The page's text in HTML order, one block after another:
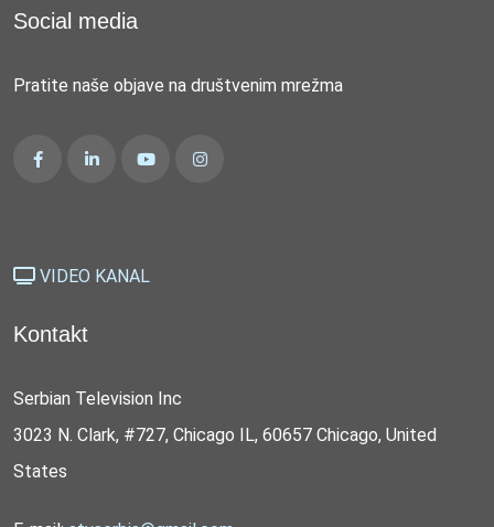
Social media
Pratite naše objave na društvenim mrežma
VIDEO KANAL
Kontakt
Serbian Television Inc
3023 N. Clark, #727, Chicago IL, 60657 Chicago, United
States